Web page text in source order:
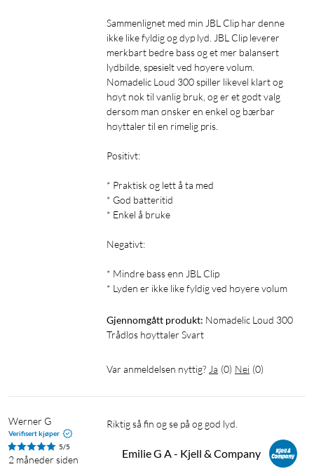
Frekvensområde: 178 Hz – 20 kHz
Batterikapasitet: 1200 mAh (3,7 V litiumion)
Avspillingstid: Opptil 16 timer (ved 50 % volum)
Ladekontakt: USB-C (5 V DC / 1 A)
Lader: Selges separat
LED-belysning: Flerfarget (4 moduser)
Beskyttelsesklasse: IPX7 (vanntett, tåler regn og midlertidig
I pakken
Høyttaler med karabinkrok
Sammenlignet med min JBL Clip har denne
ikke like fyldig og dyp lyd. JBL Clip leverer
merkbart bedre bass og et mer balansert
lydbilde, spesielt ved høyere volum.
Nomadelic Loud 300 spiller likevel klart og
høyt nok til vanlig bruk, og er et godt valg
dersom man ønsker en enkel og bærbar
høyttaler til en rimelig pris.
Positivt:
* Praktisk og lett å ta med
* God batteritid
* Enkel å bruke
Negativt:
* Mindre bass enn JBL Clip
* Lyden er ikke like fyldig ved høyere volum
Gjennomgått produkt: Nomadelic Loud 300
Trådløs høyttaler Svart
Var anmeldelsen nyttig? Ja (0) Nei (0)
Werner G
Verifisert kjøper
5/5
2 måneder siden
Riktig så fin og se på og god lyd.
Emilie G A - Kjell & Company